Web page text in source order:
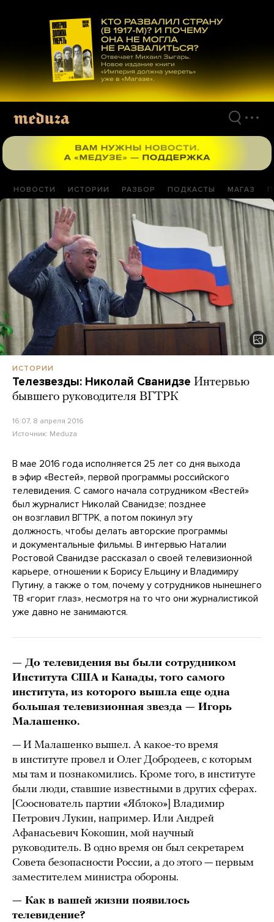
материалам
НОВОСТИ ИСТОРИИ РАЗБОР ПОДКАСТЫ МАГАЗ
ИСТОРИИ
Телезвезды: Николай Сванидзе Интервью
бывшего руководителя ВГТРК
16:07, 8 апреля 2016
Источник: Meduza
В мае 2016 года исполняется 25 лет со дня выхода
в эфир «Вестей», первой программы российского
телевидения. С самого начала сотрудником «Вестей»
был журналист Николай Сванидзе; позднее
он возглавил ВГТРК, а потом покинул эту
должность, чтобы делать авторские программы
и документальные фильмы. В интервью Наталии
Ростовой Сванидзе рассказал о своей телевизионной
карьере, отношении к Борису Ельцину и Владимиру
Путину, а также о том, почему у сотрудников нынешнего
ТВ «горит глаз», несмотря на то что они журналистикой
уже давно не занимаются.
— До телевидения вы были сотрудником
Института США и Канады, того самого
института, из которого вышла еще одна
большая телевизионная звезда — Игорь
Малашенко.
— И Малашенко вышел. А какое-то время
в институте провел и Олег Добродеев, с которым
мы там и познакомились. Кроме того, в институте
были люди, ставшие известными в других сферах.
[Сооснователь партии «Яблоко»] Владимир
Петрович Лукин, например. Или Андрей
Афанасьевич Кокошин, мой научный
руководитель. В одно время он был секретарем
Совета безопасности России, а до этого — первым
заместителем министра обороны.
— Как в вашей жизни появилось
телевидение?